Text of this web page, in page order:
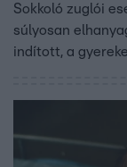
Sokkoló zuglói
súlyosan
indított, a